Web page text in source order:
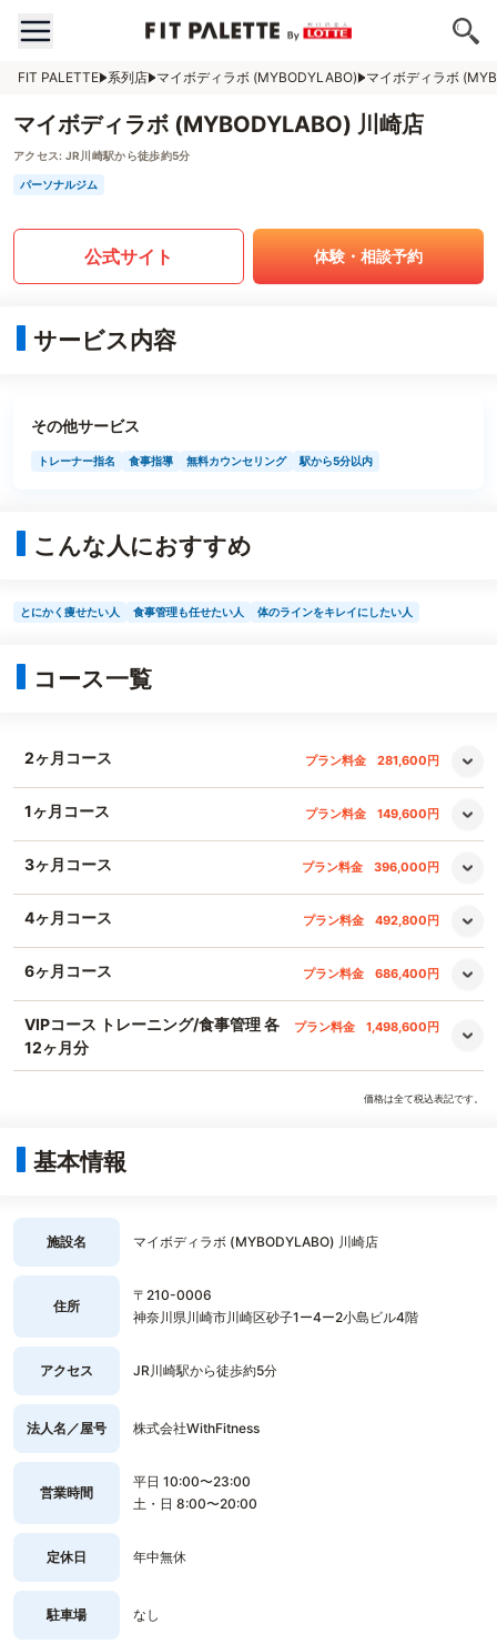
FIT PALETTE 系列店 マイボディラボ (MYBODYLABO) マイボディラボ
マイボディラボ (MYBODYLABO) 川崎店
アクセス: JR川崎駅から徒歩約5分
パーソナルジム
公式サイト 体験・相談予約
サービス内容
その他サービス
トレーナー指名 食事指導 無料カウンセリング 駅から5分以内
こんな人におすすめ
とにかく痩せたい人 食事管理も任せたい人 体のラインをキレイにしたい人
コース一覧
2ヶ月コース プラン料金 281,600円
1ヶ月コース プラン料金 149,600円
3ヶ月コース プラン料金 396,000円
4ヶ月コース プラン料金 492,800円
6ヶ月コース プラン料金 686,400円
VIPコース トレーニング/食事管理 各
12ヶ月分
プラン料金 1,498,600円
価格は全て税込表記です。
基本情報
施設名 マイボディラボ (MYBODYLABO) 川崎店
住所
〒210-0006
神奈川県川崎市川崎区砂子1ー4ー2小島ビル4階
アクセス JR川崎駅から徒歩約5分
法人名／屋号 株式会社WithFitness
営業時間
平日 10:00〜23:00
土・日 8:00〜20:00
定休日 年中無休
駐車場 なし